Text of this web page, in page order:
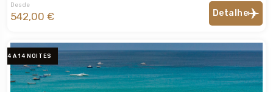
Desde
542,00 € Detalhe
4 A 14 NOITES